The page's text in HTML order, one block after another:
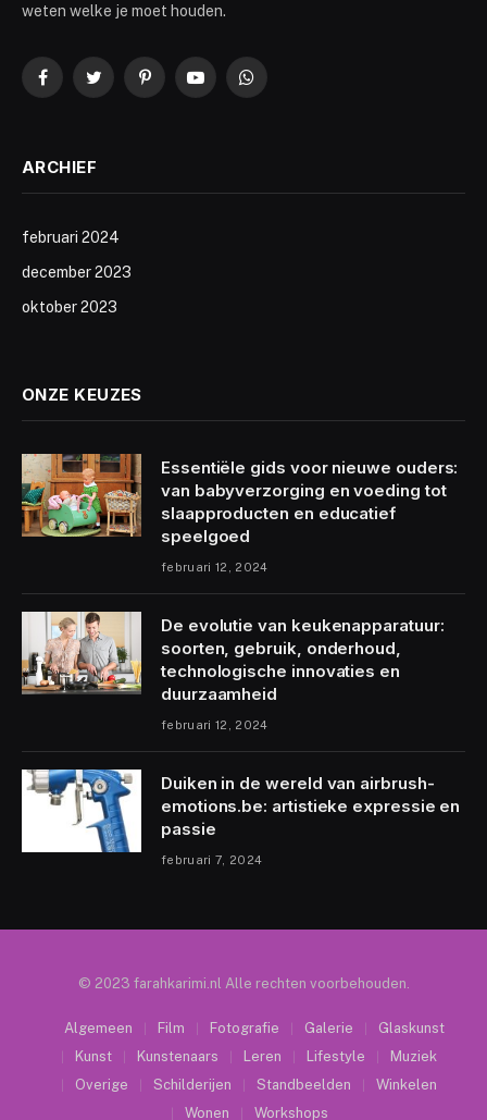
weten welke je moet houden.
FacebookTwitterPinterestYouTubeWhatsApp
ARCHIEF
februari 2024
december 2023
oktober 2023
ONZE KEUZES
Essentiële gids voor nieuwe ouders:
van babyverzorging en voeding tot
slaapproducten en educatief
speelgoed
februari 12, 2024
De evolutie van keukenapparatuur:
soorten, gebruik, onderhoud,
technologische innovaties en
duurzaamheid
februari 12, 2024
Duiken in de wereld van airbrush-
emotions.be: artistieke expressie en
passie
februari 7, 2024
© 2023 farahkarimi.nl Alle rechten voorbehouden.
Algemeen Film Fotografie Galerie
Glaskunst
Kunst
Kunstenaars Leren Lifestyle
Muziek
Overige
Schilderijen Standbeelden
Winkelen
Wonen
Workshops